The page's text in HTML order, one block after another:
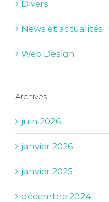
Divers
News et actualités
Web Design
Archives
juin 2026
janvier 2026
janvier 2025
décembre 2024